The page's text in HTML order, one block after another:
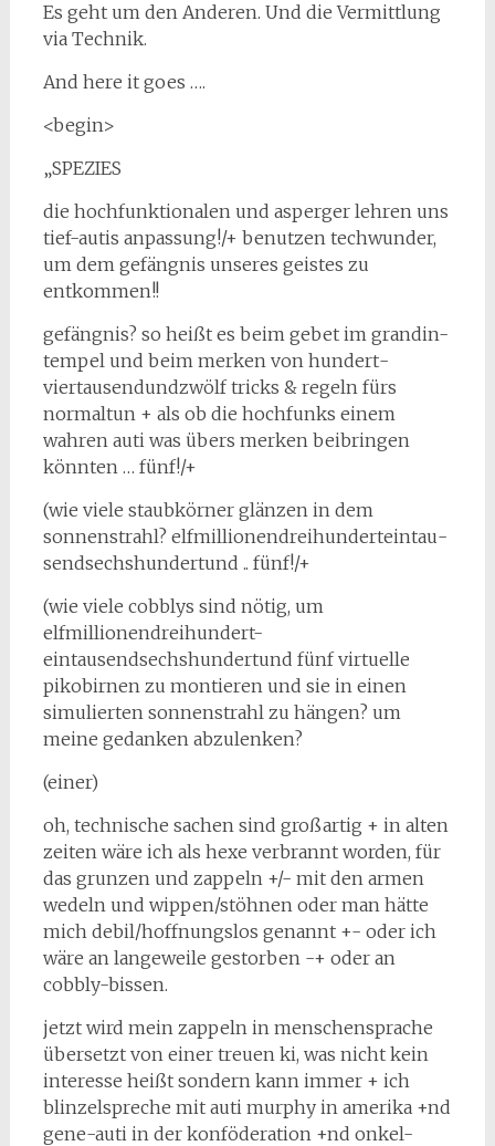
Es geht um den Anderen. Und die Vermittlung
via Technik.
And here it goes ….
<begin>
„SPEZIES
die hochfunktionalen und asperger lehren uns
tief-autis anpassung!/+ benutzen techwun­der,
um dem gefängnis unseres geistes zu
entkommen!!
gefängnis? so heißt es beim gebet im grandin-
tempel und beim merken von hundert­
viertausendundzwölf tricks & regeln fürs
normaltun + als ob die hochfunks einem
wahren auti was übers merken beibringen
könnten … fünf!/+
(wie viele staubkörner glänzen in dem
sonnenstrahl? elfmillionendreihunderteintau­
sendsechshundertund .. fünf!/+
(wie viele cobblys sind nötig, um
elfmillionendreihundert-
eintausendsechshundertund fünf virtuelle
pikobirnen zu montieren und sie in einen
simulierten sonnenstrahl zu hän­gen? um
meine gedanken abzulenken?
(einer)
oh, technische sachen sind großartig + in alten
zeiten wäre ich als hexe verbrannt wor­den, für
das grunzen und zappeln +/- mit den armen
wedeln und wippen/stöhnen oder man hätte
mich debil/hoffnungslos genannt +- oder ich
wäre an langeweile gestor­ben -+ oder an
cobbly-bissen.
jetzt wird mein zappeln in menschensprache
übersetzt von einer treuen ki, was nicht kein
interesse heißt sondern kann immer + ich
blinzelspreche mit auti murphy in ame­rika +nd
gene-auti in der konföderation +nd onkel-